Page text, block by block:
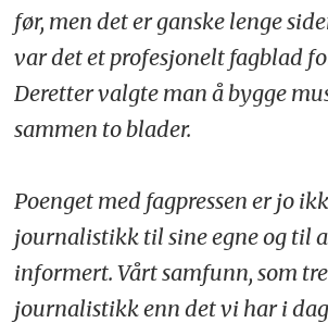
før, men det er ganske lenge
var det et profesjonelt fagblad
Deretter valgte man å bygge
sammen to blader.
Poenget med fagpressen er jo
journalistikk til sine egne og til
informert. Vårt samfunn, som
journalistikk enn det vi har i